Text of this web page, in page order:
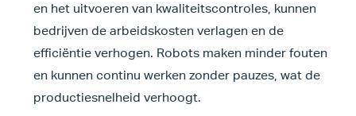
en het uitvoeren van kwaliteitscontroles, kunnen
bedrijven de arbeidskosten verlagen en de
efficiëntie verhogen. Robots maken minder fouten
en kunnen continu werken zonder pauzes, wat de
productiesnelheid verhoogt.